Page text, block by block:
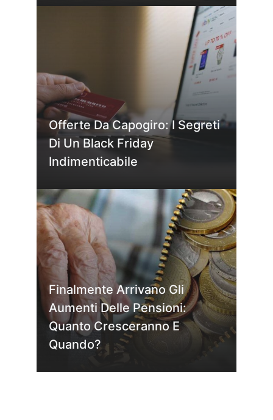
Offerte Da Capogiro: I Segreti
Di Un Black Friday
Indimenticabile
Finalmente Arrivano Gli
Aumenti Delle Pensioni:
Quanto Cresceranno E
Quando?